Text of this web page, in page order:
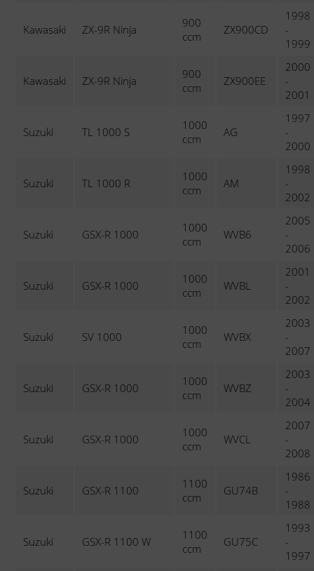
Kawasaki ZX-9R Ninja
900
ccm
ZX900CD
1998
-
1999
Kawasaki ZX-9R Ninja
900
ccm
ZX900EE
2000
-
2001
Suzuki TL 1000 S
1000
ccm
AG
1997
-
2000
Suzuki TL 1000 R
1000
ccm
AM
1998
-
2002
Suzuki GSX-R 1000
1000
ccm
WVB6
2005
-
2006
Suzuki GSX-R 1000
1000
ccm
WVBL
2001
-
2002
Suzuki SV 1000
1000
ccm
WVBX
2003
-
2007
Suzuki GSX-R 1000
1000
ccm
WVBZ
2003
-
2004
Suzuki GSX-R 1000
1000
ccm
WVCL
2007
-
2008
Suzuki GSX-R 1100
1100
ccm
GU74B
1986
-
1988
Suzuki GSX-R 1100 W
1100
ccm
GU75C
1993
-
1997